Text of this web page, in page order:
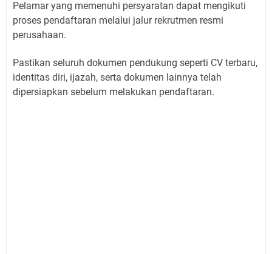
Pelamar yang memenuhi persyaratan dapat mengikuti
proses pendaftaran melalui jalur rekrutmen resmi
perusahaan.
Pastikan seluruh dokumen pendukung seperti CV terbaru,
identitas diri, ijazah, serta dokumen lainnya telah
dipersiapkan sebelum melakukan pendaftaran.